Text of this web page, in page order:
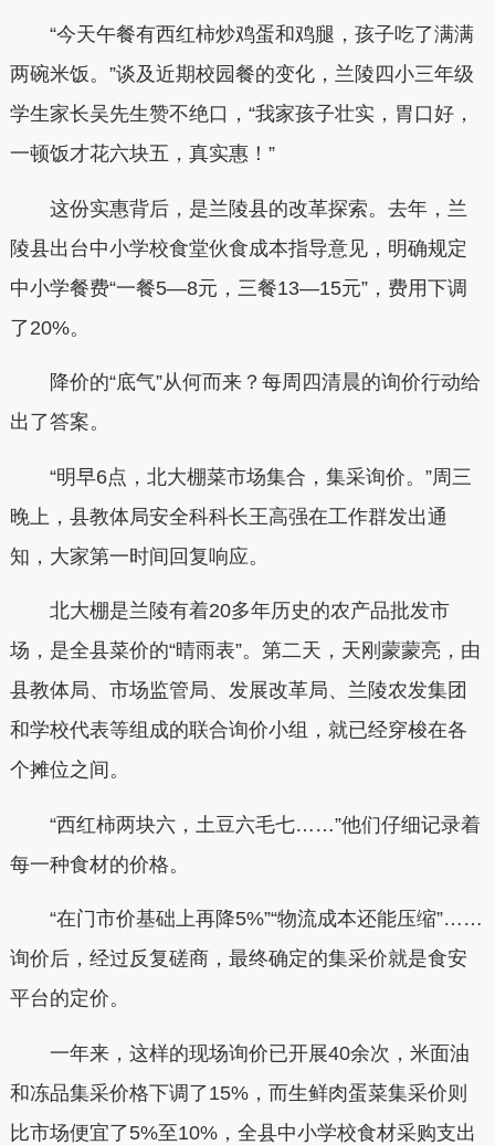
“今天午餐有西红柿炒鸡蛋和鸡腿，孩子吃了满满
两碗米饭。”谈及近期校园餐的变化，兰陵四小三年级
学生家长吴先生赞不绝口，“我家孩子壮实，胃口好，
一顿饭才花六块五，真实惠！”
这份实惠背后，是兰陵县的改革探索。去年，兰
陵县出台中小学校食堂伙食成本指导意见，明确规定
中小学餐费“一餐5—8元，三餐13—15元”，费用下调
了20%。
降价的“底气”从何而来？每周四清晨的询价行动给
出了答案。
“明早6点，北大棚菜市场集合，集采询价。”周三
晚上，县教体局安全科科长王高强在工作群发出通
知，大家第一时间回复响应。
北大棚是兰陵有着20多年历史的农产品批发市
场，是全县菜价的“晴雨表”。第二天，天刚蒙蒙亮，由
县教体局、市场监管局、发展改革局、兰陵农发集团
和学校代表等组成的联合询价小组，就已经穿梭在各
个摊位之间。
“西红柿两块六，土豆六毛七……”他们仔细记录着
每一种食材的价格。
“在门市价基础上再降5%”“物流成本还能压缩”……
询价后，经过反复磋商，最终确定的集采价就是食安
平台的定价。
一年来，这样的现场询价已开展40余次，米面油
和冻品集采价格下调了15%，而生鲜肉蛋菜集采价则
比市场便宜了5%至10%，全县中小学校食材采购支出